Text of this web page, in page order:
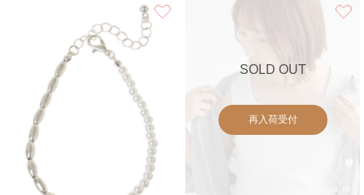
SOLD OUT
再入荷受付